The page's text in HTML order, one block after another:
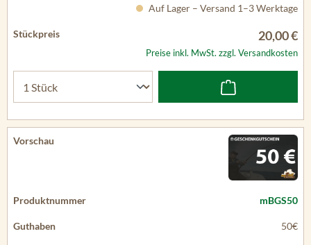
Auf Lager – Versand 1–3 Werktage
20,00 €
Preise inkl. MwSt. zzgl. Versandkosten
mBGS50
50€